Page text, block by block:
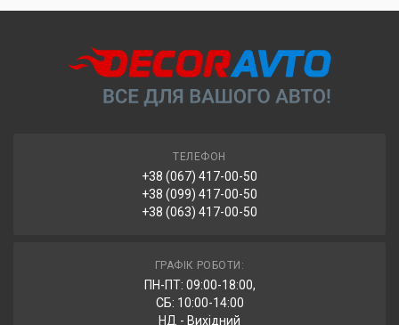
рахунок отримувача.
автоматично повертаються після 7 днів зберігання у відділенні.
компанії (ФОП) за номером IBAN.
документів (рахунок-фактура та видаткова накладна).
ТЕЛЕФОН
+38 (067) 417-00-50
+38 (099) 417-00-50
+38 (063) 417-00-50
ГРАФІК РОБОТИ:
ПН-ПТ: 09:00-18:00,
СБ: 10:00-14:00
НД - Вихідний